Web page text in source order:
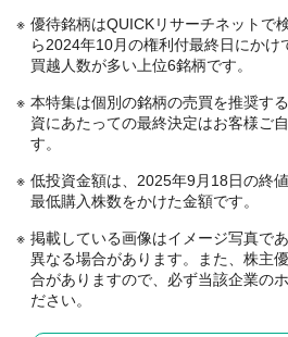
優待銘柄はQUICKリサーチネットで
ら2024年10月の権利付最終日にかけ
買越人数が多い上位6銘柄です。
本特集は個別の銘柄の売買を推奨す
資にあたっての最終決定はお客様ご
す。
低投資金額は、2025年9月18日の終
最低購入株数をかけた金額です。
掲載している画像はイメージ写真で
異なる場合があります。また、株主
合がありますので、必ず当該企業の
ださい。